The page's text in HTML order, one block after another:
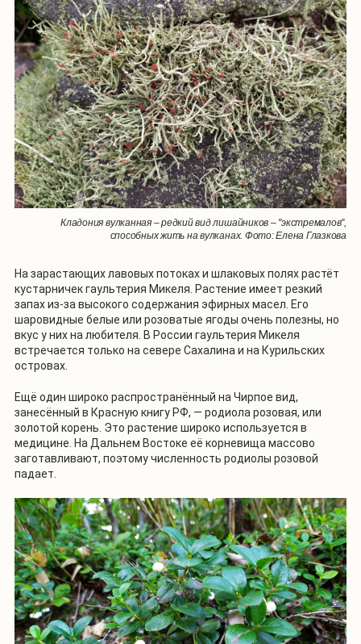
Кладония вулканная – редкий вид лишайников – "экстремалов",
способных жить на вулканах. Фото: Елена Глазкова
На зарастающих лавовых потоках и шлаковых полях растёт
кустарничек гаультерия Микеля. Растение имеет резкий
запах из-за высокого содержания эфирных масел. Его
шаровидные белые или розоватые ягоды очень полезны, но
вкус у них на любителя. В России гаультерия Микеля
встречается только на севере Сахалина и на Курильских
островах.
Ещё один широко распространённый на Чирпое вид,
занесённый в Красную книгу РФ, — родиола розовая, или
золотой корень. Это растение широко используется в
медицине. На Дальнем Востоке её корневища массово
заготавливают, поэтому численность родиолы розовой
падает.